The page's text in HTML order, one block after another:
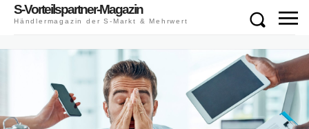
S-Vorteilspartner-Magazin
Händlermagazin der S-Markt & Mehrwert